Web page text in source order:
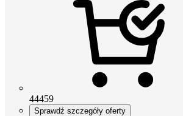
44459
Sprawdź szczegóły oferty